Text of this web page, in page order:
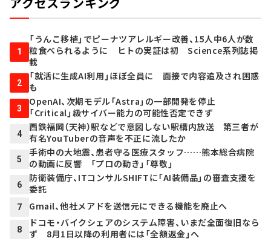
1
「うんこ移植」でピーナツアレルギー改善、15人中6人が数
粒食べられるように ヒトの実証は初 Science系列誌掲
載
2
「就活に生成AI利用」ほぼ全員に 面接で内容追及され困惑
も
3
OpenAI、次期モデル「Astra」の一部開発を停止
「Critical」級サイバー能力の可能性否定できず
4
西鉄福岡（天神）駅などで意図しない駅構内放送 第三者が
有名YouTuberの音声を不正に流したか
5
手術中の大地震、患者守る医療スタッフ……熊本総合病院
の動画に反響 「プロの動き」「尊敬」
6
防衛装備庁、ITコンサルSHIFTに「AI装備品」の審査支援を
委託
7 Gmail、他社メアドを送信元にできる機能を廃止へ
8
ドコモ・バイクシェアのシステム障害、いまだ全面復旧なら
ず 8月1日以降の利用者には「全額返金」へ